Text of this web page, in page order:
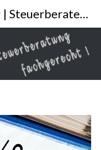
Lohnbuchhaltung | Steuerberater Gaspers Leverkusen